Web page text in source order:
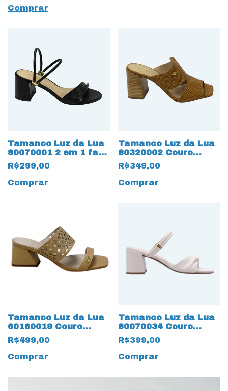
Comprar
Tamanco Luz da Lua
80070001 2 em 1 faz
sandália Couro
Natural Saara Preto
R$299,00
Comprar
Tamanco Luz da Lua
80320002 Couro
Natural Tramado
Amêndoa
R$349,00
Comprar
Tamanco Luz da Lua
60160019 Couro
Natural Atacama
Butter
R$499,00
Comprar
Tamanco Luz da Lua
80070034 Couro
Natural Panna Off
White
R$399,00
Comprar